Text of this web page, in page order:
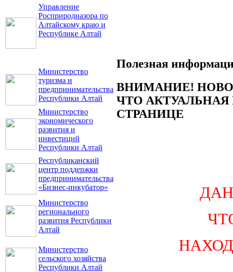
Управление
Росприродназора по
Алтайскому краю и
Республике Алтай
Министерство
туризма и
предпринимательства
Республики Алтай
Министерство
экономического
развития и
инвестиций
Республики Алтай
Республиканский
центр поддержки
предпринимательства
«Бизнес-инкубатор»
Министерство
регионального
развития Республики
Алтай
Министерство
сельского хозяйства
Республики Алтай
Полезная
ВНИМАНИЕ!
ЧТО
СТРАНИЦЕ